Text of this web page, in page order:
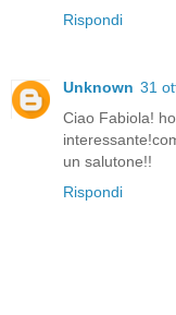
Rispondi
Unknown 31
Ciao Fabiola!
un salutone!!
Rispondi